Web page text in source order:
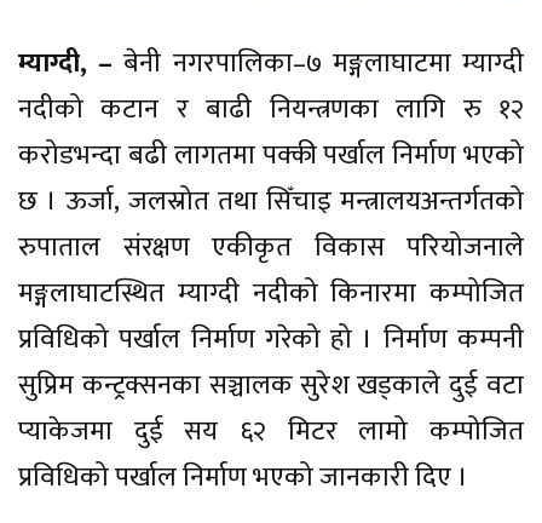
म्याग्दी, – बेनी नगरपालिका–७ मङ्गलाघाटमा म्याग्दी
नदीको कटान र बाढी नियन्त्रणका लागि रु १२
करोडभन्दा बढी लागतमा पक्की पर्खाल निर्माण भएको
छ । ऊर्जा, जलस्रोत तथा सिँचाइ मन्त्रालयअन्तर्गतको
रुपाताल संरक्षण एकीकृत विकास परियोजनाले
मङ्गलाघाटस्थित म्याग्दी नदीको किनारमा कम्पोजित
प्रविधिको पर्खाल निर्माण गरेको हो । निर्माण कम्पनी
सुप्रिम कन्ट्रक्सनका सञ्चालक सुरेश खड्काले दुई वटा
प्याकेजमा दुई सय ६२ मिटर लामो कम्पोजित
प्रविधिको पर्खाल निर्माण भएको जानकारी दिए ।